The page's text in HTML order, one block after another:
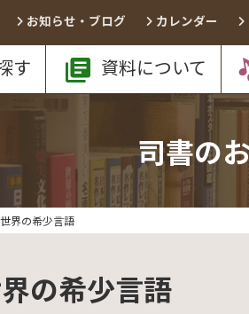
お知らせ・ブログ カレンダー
す 資料について
司書の
界の希少言語
の希少言語